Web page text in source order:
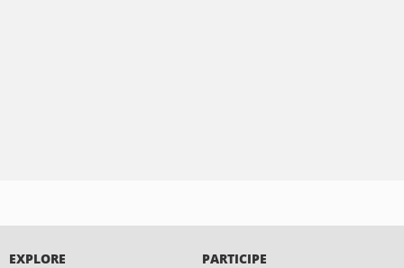
EXPLORE PARTICIPE